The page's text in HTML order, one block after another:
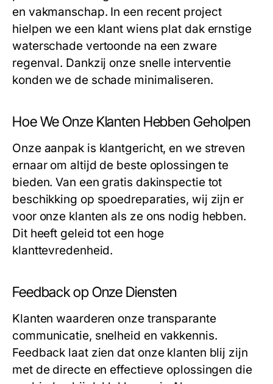
en vakmanschap. In een recent project
hielpen we een klant wiens plat dak ernstige
waterschade vertoonde na een zware
regenval. Dankzij onze snelle interventie
konden we de schade minimaliseren.
Hoe We Onze Klanten Hebben Geholpen
Onze aanpak is klantgericht, en we streven
ernaar om altijd de beste oplossingen te
bieden. Van een gratis dakinspectie tot
beschikking op spoedreparaties, wij zijn er
voor onze klanten als ze ons nodig hebben.
Dit heeft geleid tot een hoge
klanttevredenheid.
Feedback op Onze Diensten
Klanten waarderen onze transparante
communicatie, snelheid en vakkennis.
Feedback laat zien dat onze klanten blij zijn
met de directe en effectieve oplossingen die